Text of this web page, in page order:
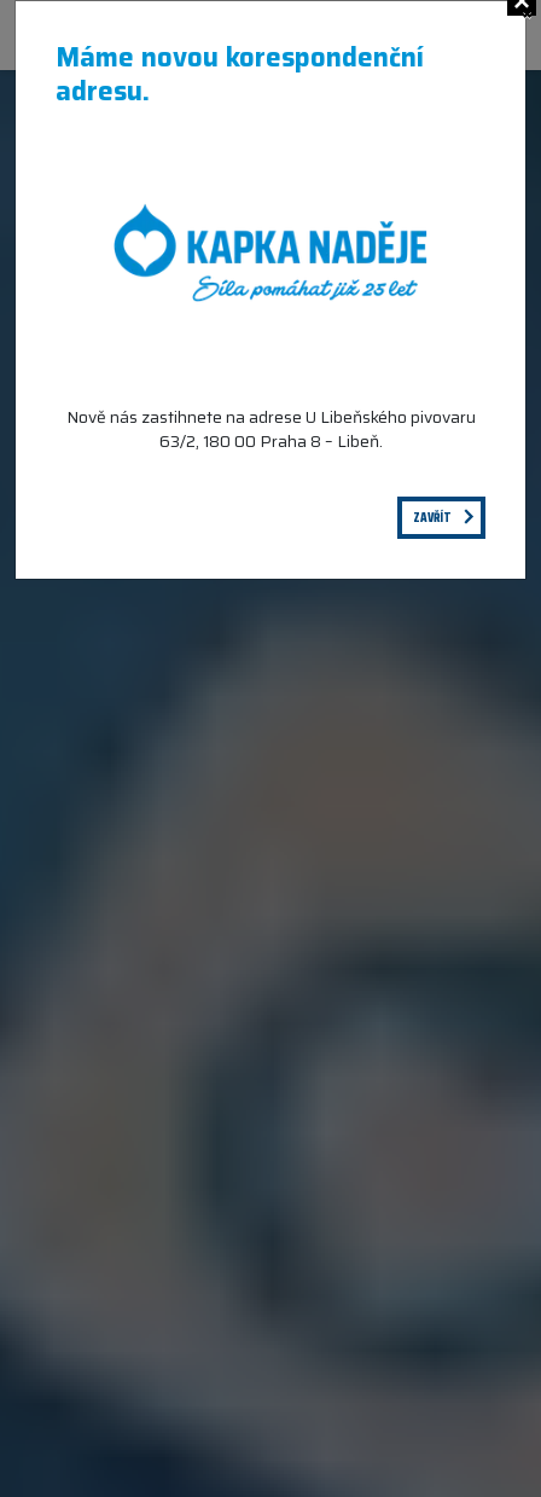
Máme novou korespondenční
adresu.
×
Nově nás zastihnete na adrese U Libeňského pivovaru
63/2, 180 00 Praha 8 – Libeň.
ZAVŘÍT